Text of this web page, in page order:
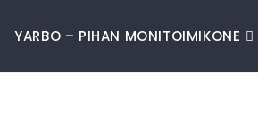
YARBO – PIHAN MONITOIMIKONE